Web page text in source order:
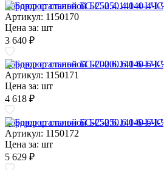
Бордюр стальной БС-250.4.140-4-I-ЧС
Артикул: 1150170
Цена за: шт
3 640 ₽
Бордюр стальной БС-200.6.140-6-I-ЧС
Артикул: 1150171
Цена за: шт
4 618 ₽
Бордюр стальной БС-250.6.140-6-I-ЧС
Артикул: 1150172
Цена за: шт
5 629 ₽